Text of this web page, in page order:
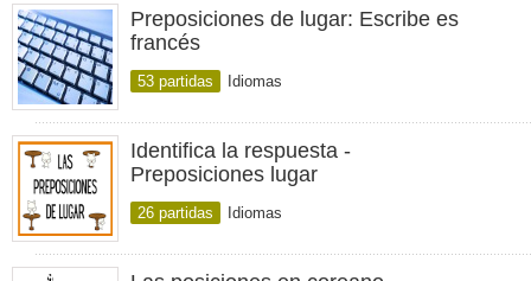
Preposiciones de lugar: Escribe es
francés
53 partidas Idiomas
Identifica la respuesta -
Preposiciones lugar
26 partidas Idiomas